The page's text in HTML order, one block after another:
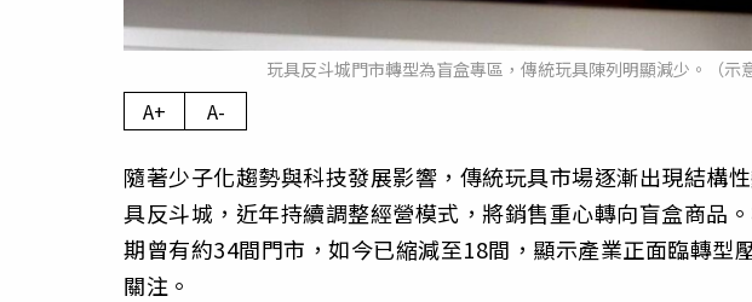
玩具反斗城門市轉型為盲盒專區，傳統玩具陳列明顯減少。（示
A+ A-
隨著少子化趨勢與科技發展影響，傳統玩具市場逐漸出現結構
具反斗城，近年持續調整經營模式，將銷售重心轉向盲盒商品
期曾有約34間門市，如今已縮減至18間，顯示產業正面臨轉型
關注。